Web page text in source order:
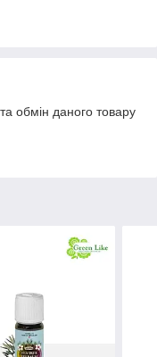
обмін даного товару